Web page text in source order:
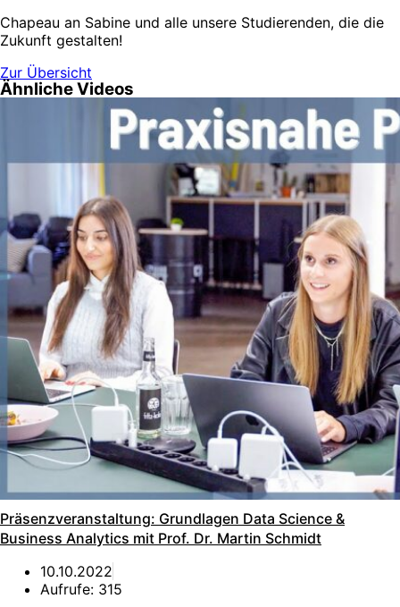
Chapeau an Sabine und alle unsere Studierenden, die die
Zukunft gestalten!
Zur Übersicht
Ähnliche Videos
Präsenzveranstaltung: Grundlagen Data Science &
Business Analytics mit Prof. Dr. Martin Schmidt
10.10.2022
Aufrufe: 315